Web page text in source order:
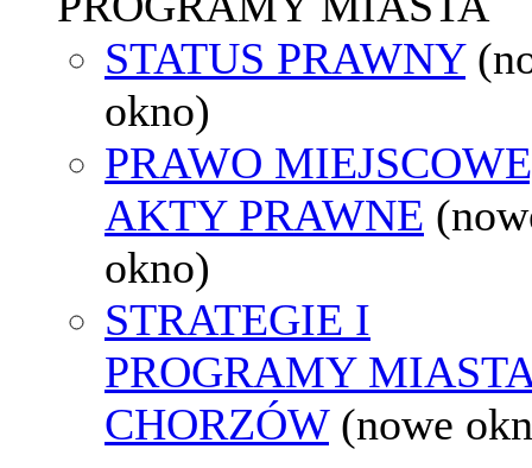
STATUS PRAWNY
okno)
PRAWO
AKTY PRAWNE
okno)
STRATEGIE I
PROGRAMY
CHORZÓW (nowe